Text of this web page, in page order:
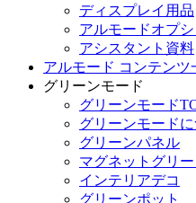
ディスプレイ用品
アルモードオプ
アシスタント資料
アルモード コンテンツ
グリーンモード
グリーンモード
グリーンモード
グリーンパネル
マグネットグリ
インテリアデコ
グリーンポット